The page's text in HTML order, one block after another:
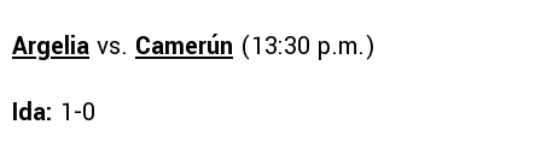
Argelia vs. Camerún (13:30 p.m.)
Ida: 1-0